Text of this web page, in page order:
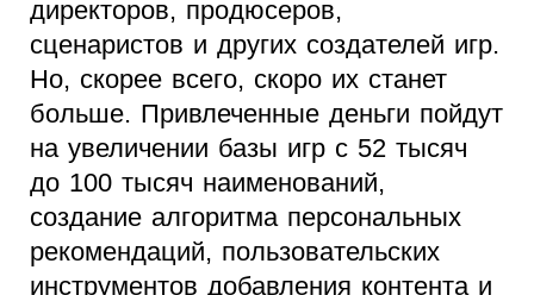
директоров, продюсеров,
сценаристов и других создателей игр.
Но, скорее всего, скоро их станет
больше. Привлеченные деньги пойдут
на увеличении базы игр с 52 тысяч
до 100 тысяч наименований,
создание алгоритма персональных
рекомендаций, пользовательских
инструментов добавления контента и